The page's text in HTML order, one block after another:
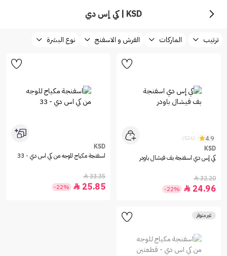
KSD | كي إس دي
ترتيب الماركات الفرش و الاسفنج نوع البشرة
4.9
(526)
KSD
كي إس دي اسفنجة بف فيشال باودر
32.20

24.96

-22%
KSD
اسفنجة مكياج للوجه من كي اس دي - 33
33.35

25.85

-22%
غير متوفر